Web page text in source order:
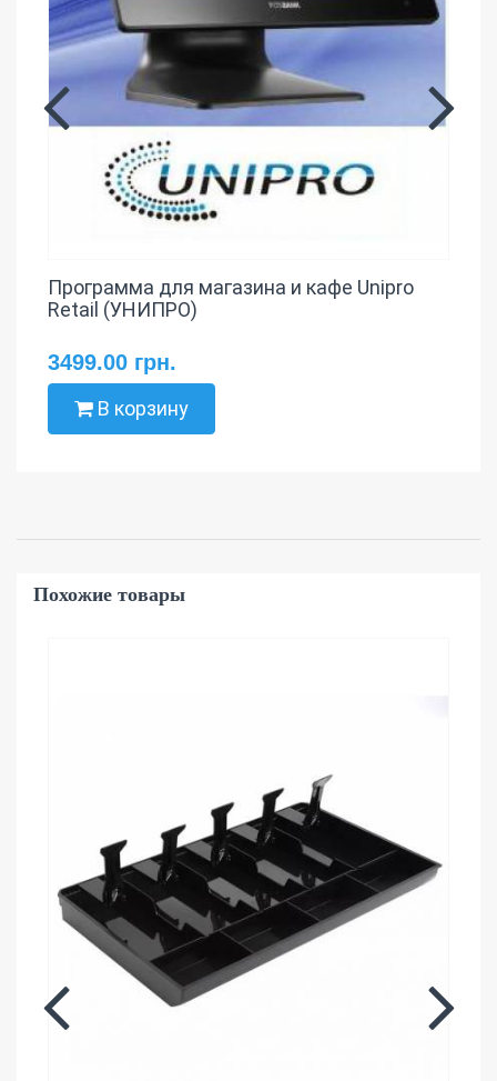
Программа для магазина и кафе Unipro
Retail (УНИПРО)
3499.00 грн.
В корзину
Похожие товары